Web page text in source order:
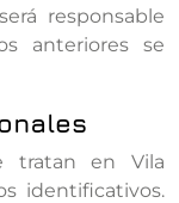
responsable
anteriores se
tratan en Vila
identificativos.